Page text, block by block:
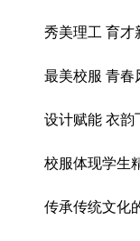
秀美理工 育才
最美校服 青春
设计赋能 衣韵
校服体现学生
传承传统文化